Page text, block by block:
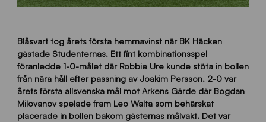
Blåsvart tog årets första hemmavinst när BK Häcken
gästade Studenternas. Ett fint kombinationsspel
föranledde 1-0-målet där Robbie Ure kunde stöta in bollen
från nära håll efter passning av Joakim Persson. 2-0 var
årets första allsvenska mål mot Arkens Gärde där Bogdan
Milovanov spelade fram Leo Walta som behärskat
placerade in bollen bakom gästernas målvakt. Detvar